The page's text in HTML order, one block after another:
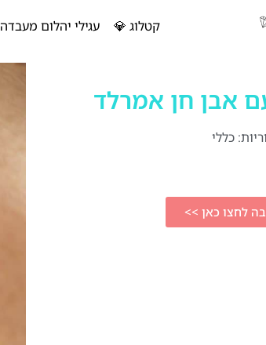
קטלוג 💎 עגילי יהלום מעבדה
אבן חן אמרלד
כללי
לחצו כאן >>